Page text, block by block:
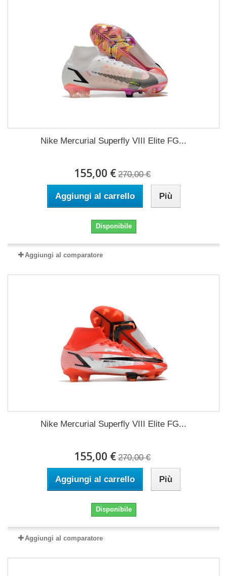
Nike Mercurial Superfly VIII Elite FG...
155,00 € 270,00 €
Aggiungi al carrello Più
Disponibile
Aggiungi al comparatore
Nike Mercurial Superfly VIII Elite FG...
155,00 € 270,00 €
Aggiungi al carrello Più
Disponibile
Aggiungi al comparatore